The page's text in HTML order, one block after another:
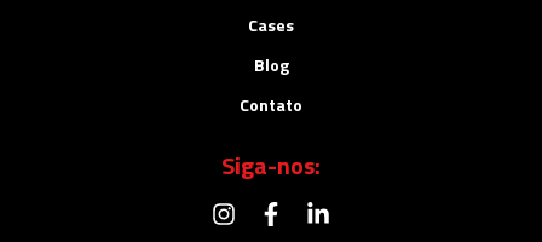
Cases
Blog
Contato
Siga-nos: